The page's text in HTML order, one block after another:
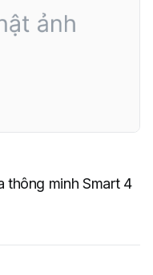
thông minh Smart 4